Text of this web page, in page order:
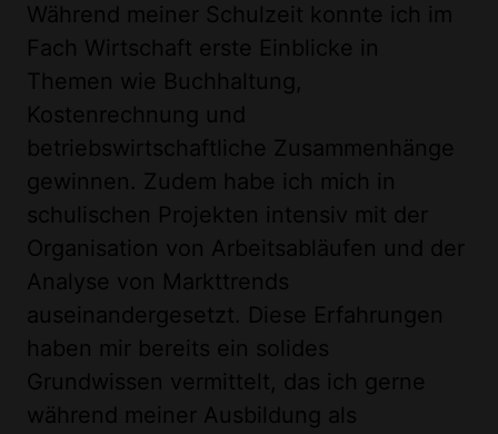
Während meiner Schulzeit konnte ich im
Fach Wirtschaft erste Einblicke in
Themen wie Buchhaltung,
Kostenrechnung und
betriebswirtschaftliche Zusammenhänge
gewinnen. Zudem habe ich mich in
schulischen Projekten intensiv mit der
Organisation von Arbeitsabläufen und der
Analyse von Markttrends
auseinandergesetzt. Diese Erfahrungen
haben mir bereits ein solides
Grundwissen vermittelt, das ich gerne
während meiner Ausbildung als